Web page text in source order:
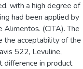
with a high degree of
had been applied by
Alimentos. (CITA). The
the accep­tability of the
522, Levuline,
difference in product